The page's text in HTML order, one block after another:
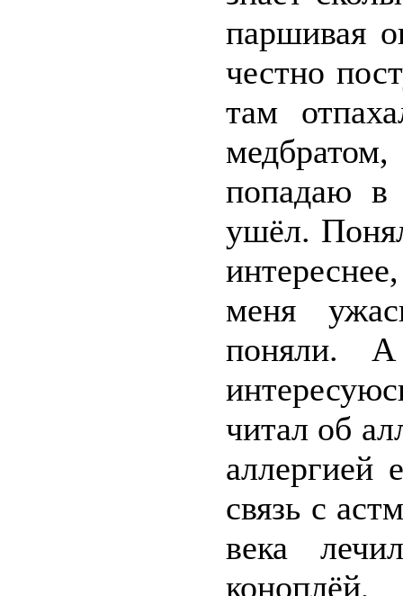
паршивая
честно
там
попадаю
ушёл.
меня
поняли.
читал об
аллергией
связь с
века